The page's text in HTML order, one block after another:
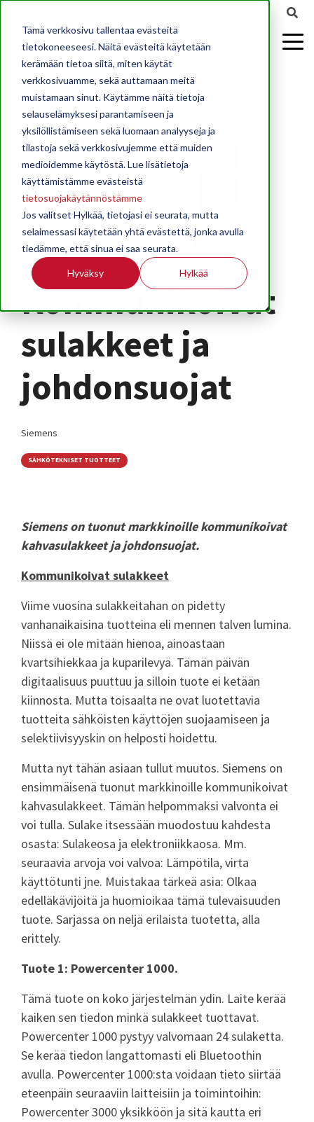
Tämä verkkosivu tallentaa evästeitä
tietokoneeseesi. Näitä evästeitä käytetään
kerämään tietoa siitä, miten käytät
verkkosivuamme, sekä auttamaan meitä
muistamaan sinut. Käytämme näitä tietoja
selauselämyksesi parantamiseen ja
yksilöllistämiseen sekä luomaan analyyseja ja
tilastoja sekä verkkosivujemme että muiden
medioidemme käytöstä. Lue lisätietoja
käyttämistämme evästeistä
tietosuojakäytännöstämme
Jos valitset Hylkää, tietojasi ei seurata, mutta
selaimessasi käytetään yhtä evästettä, jonka avulla
tiedämme, että sinua ei saa seurata.
Hyväksy Hylkää
Kommunikoivat
sulakkeet ja
johdonsuojat
Siemens
SÄHKÖTEKNISET TUOTTEET
Siemens on tuonut markkinoille kommunikoivat
kahvasulakkeet ja johdonsuojat.
Kommunikoivat sulakkeet
Viime vuosina sulakkeitahan on pidetty
vanhanaikaisina tuotteina eli mennen talven lumina.
Niissä ei ole mitään hienoa, ainoastaan
kvartsihiekkaa ja kuparilevyä. Tämän päivän
digitaalisuus puuttuu ja silloin tuote ei ketään
kiinnosta. Mutta toisaalta ne ovat luotettavia
tuotteita sähköisten käyttöjen suojaamiseen ja
selektiivisyyskin on helposti hoidettu.
Mutta nyt tähän asiaan tullut muutos. Siemens on
ensimmäisenä tuonut markkinoille kommunikoivat
kahvasulakkeet. Tämän helpommaksi valvonta ei
voi tulla. Sulake itsessään muodostuu kahdesta
osasta: Sulakeosa ja elektroniikkaosa. Mm.
seuraavia arvoja voi valvoa: Lämpötila, virta
käyttötunti jne. Muistakaa tärkeä asia: Olkaa
edelläkävijöitä ja huomioikaa tämä tulevaisuuden
tuote. Sarjassa on neljä erilaista tuotetta, alla
erittely.
Tuote 1: Powercenter 1000.
Tämä tuote on koko järjestelmän ydin. Laite kerää
kaiken sen tiedon minkä sulakkeet tuottavat.
Powercenter 1000 pystyy valvomaan 24 sulaketta.
Se kerää tiedon langattomasti eli Bluetoothin
avulla. Powercenter 1000:sta voidaan tieto siirtää
eteenpäin seuraaviin laitteisiin ja toimintoihin:
Powercenter 3000 yksikköön ja sitä kautta eri